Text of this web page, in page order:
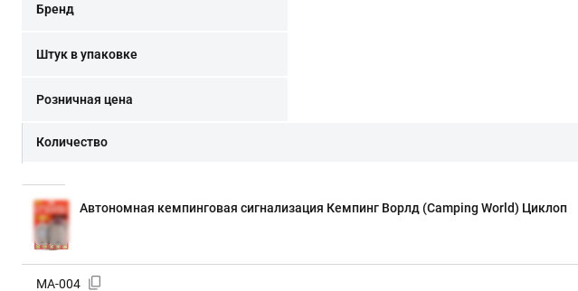
Бренд
Штук в упаковке
Розничная цена
Количество
Автономная кемпинговая сигнализация Кемпинг Ворлд (Camping World) Циклоп
MA-004